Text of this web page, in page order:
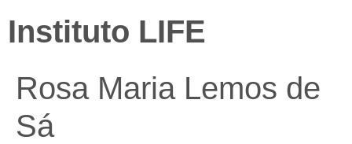
Instituto LIFE
Rosa Maria Lemos de
Sá